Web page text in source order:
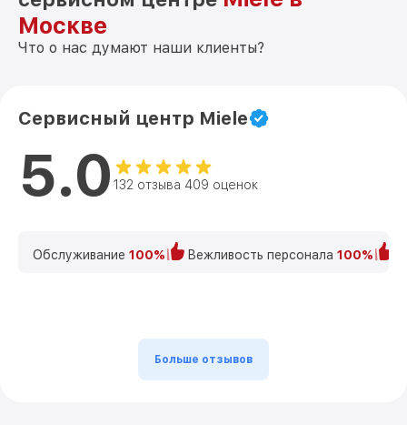
Москве
Что о нас думают наши клиенты?
Сервисный центр Miele
5.0 132 отзыва 409 оценок
Обслуживание 100% Вежливость персонала 100%
Больше отзывов